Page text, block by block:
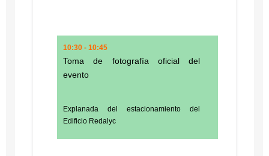
10:30 - 10:45
Toma de fotografía oficial del
evento
Explanada del estacionamiento del
Edificio Redalyc